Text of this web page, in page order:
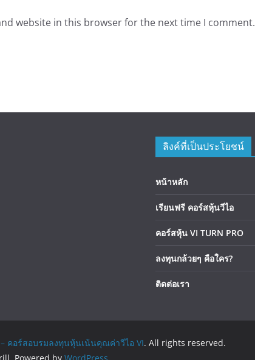
website in this browser for the next time I comment.
ลิงค์ที่เป็นประโยชน์
หน้าหลัก
เรียนฟรี คอร์สหุ้นวีไอ
คอร์สหุ้น VI TURN PRO
ลงทุนกล้วยๆ คือใคร?
ติดต่อเรา
คอร์สอบรมลงทุนหุ้นเน้นคุณค่าวีไอ VI. All rights reserved.